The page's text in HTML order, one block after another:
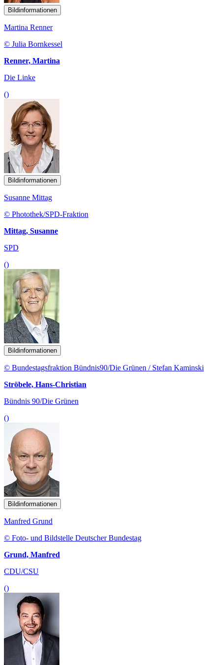
Bildinformationen
Martina Renner
© Julia Bornkessel
Renner, Martina
Die Linke
()
Bildinformationen
Susanne Mittag
© Photothek/SPD-Fraktion
Mittag, Susanne
SPD
()
Bildinformationen
© Bundestagsfraktion Bündnis90/Die Grünen / Stefan Kaminski
Ströbele, Hans-Christian
Bündnis 90/Die Grünen
()
Bildinformationen
Manfred Grund
© Foto- und Bildstelle Deutscher Bundestag
Grund, Manfred
CDU/CSU
()